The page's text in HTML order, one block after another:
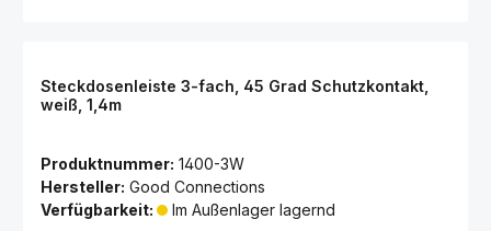
Steckdosenleiste 3-fach, 45 Grad Schutzkontakt,
weiß, 1,4m
Produktnummer: 1400-3W
Hersteller: Good Connections
Verfügbarkeit:
Im Außenlager lagernd